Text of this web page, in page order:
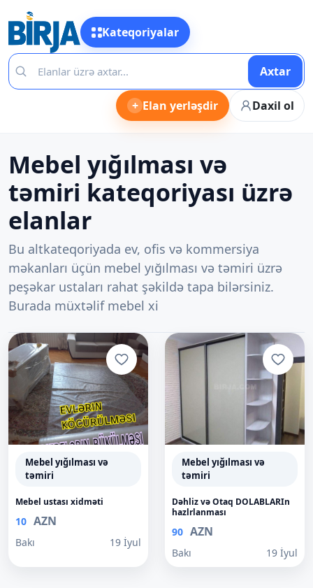
Kateqoriyalar
Axtar
+ Elan yerləşdir Daxil ol
Mebel yığılması və
təmiri kateqoriyası üzrə
elanlar
Bu altkateqoriyada ev, ofis və kommersiya
məkanları üçün mebel yığılması və təmiri üzrə
peşəkar ustaları rahat şəkildə tapa bilərsiniz.
Burada müxtəlif mebel xi
Mebel yığılması və
təmiri
Mebel ustası xidməti
10 AZN
Bakı 19 İyul
Mebel yığılması və
təmiri
Dəhliz və Otaq DOLABLARIn
hazlrlanması
90 AZN
Bakı 19 İyul